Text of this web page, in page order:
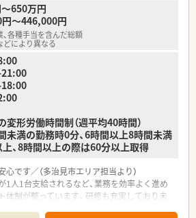
650万円
～446,000円
各種手当を含んだ総額
どにより異なる
形労働時間制（週平均40時間）
未満の勤務時0分、6時間以上8時間未満
、8時間以上の際は60分以上取得
です／（多治見市エリア担当より）
1人1台支給されるなど、業務を効率よく進め
体制が整っています。研修も充実しており未